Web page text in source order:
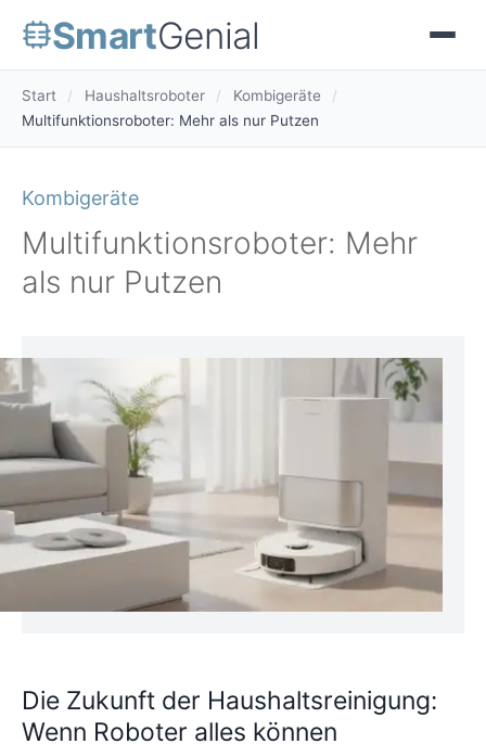
SmartGenial
Start / Haushaltsroboter / Kombigeräte
/
Multifunktionsroboter: Mehr als nur Putzen
Kombigeräte
Multifunktionsroboter: Mehr
als nur Putzen
Die Zukunft der Haushaltsreinigung:
Wenn Roboter alles können